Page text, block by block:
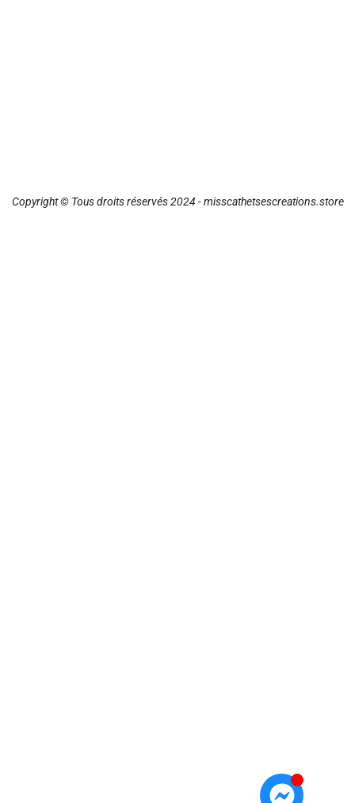
Copyright © Tous droits réservés 2024 - misscathetsescreations.store